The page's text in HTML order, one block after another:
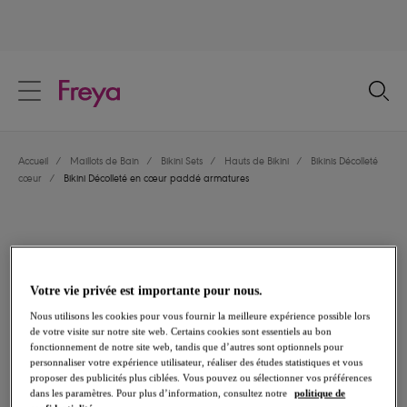
Votre pays
Langue
Accueil / Maillots de Bain / Bikini Sets / Hauts de Bikini /
Bikinis Décolleté
cœur
/ Bikini Décolleté en cœur paddé armatures
Partager
Votre vie privée est importante pour nous.
Nous utilisons les cookies pour vous fournir la meilleure expérience possible lors
de votre visite sur notre site web. Certains cookies sont essentiels au bon
fonctionnement de notre site web, tandis que d’autres sont optionnels pour
personnaliser votre expérience utilisateur, réaliser des études statistiques et vous
proposer des publicités plus ciblées. Vous pouvez ou sélectionner vos préférences
dans les paramètres. Pour plus d’information, consultez notre
politique de